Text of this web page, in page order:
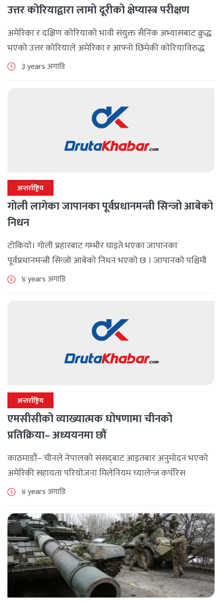
उत्तर कोरियाद्वारा लामो दूरीको क्षेप्यास्त्र परीक्षण
अमेरिका र दक्षिण कोरियाको भावी संयुक्त सैनिक अभ्यासबाट क्रुद्ध
भएको उत्तर कोरियाले अमेरिका र आफ्नो छिमेकी कोरियाविरुद्ध
कडा कदम चाल्ने धम्की दिएको भोलिपल्ट क्षेप्यास्त्र परीक्षण गरेको
३ years अगाडि
अन्तर्राष्ट्रिय
गाेली लागेका जापानका पूर्वप्रधानमन्त्री सिन्जो आबेको
निधन
टोकियाे। गोली प्रहारबाट गम्भीर घाइते भएका जापानका
पूर्वप्रधानमन्त्री सिन्जो आबेको निधन भएको छ । जापानको पश्चिमी
शहर नारामा आयोजित कार्यक्रमलाई सम्बोधन गरिरहेका
४ years अगाडि
अन्तर्राष्ट्रिय
एमसीसीको व्याख्यात्मक घोषणामा चीनको
प्रतिक्रिया– अध्ययनमा छौं
काठमाडौं– चीनले नेपालको संसद्‌बाट आइतबार अनुमोदन भएको
अमेरिकी सहायता परियोजना मिलेनियम च्यालेन्ज कर्पोरेस
(एमसीसी) सम्झौताबारे टिप्पणी गरेको छ। चिनियाँ विदेश
वनविनले नेपालको संसद्‌बाट [...]
४ years अगाडि